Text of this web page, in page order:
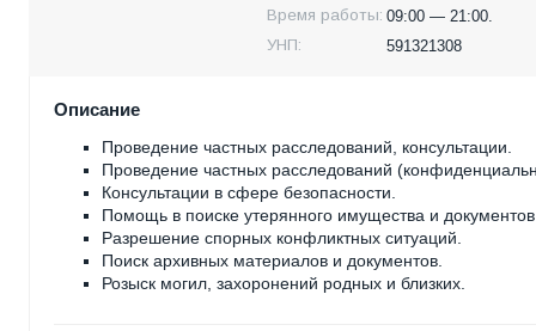
Время работы: 09:00 — 21:00.
УНП:
591321308
Описание
Проведение частных расследований, консультации.
Проведение частных расследований
Консультации в сфере безопасности.
Помощь в поиске утерянного имущества и
Разрешение спорных конфликтных ситуаций.
Поиск архивных материалов и документов.
Розыск могил, захоронений родных и близких.